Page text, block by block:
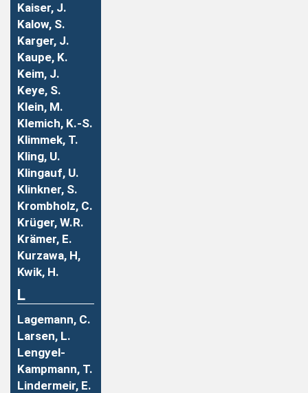
Kaiser, J.
Kalow, S.
Karger, J.
Kaupe, K.
Keim, J.
Keye, S.
Klein, M.
Klemich, K.-S.
Klimmek, T.
Kling, U.
Klingauf, U.
Klinkner, S.
Krombholz, C.
Krüger, W.R.
Krämer, E.
Kurzawa, H,
Kwik, H.
L
Lagemann, C.
Larsen, L.
Lengyel-
Kampmann, T.
Lindermeir, E.